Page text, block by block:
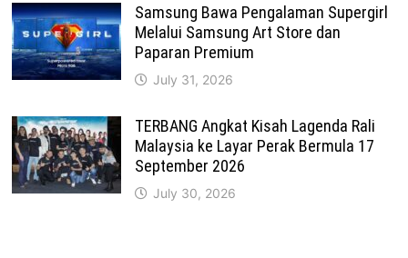
Samsung Bawa Pengalaman Supergirl
Melalui Samsung Art Store dan
Paparan Premium
July 31, 2026
TERBANG Angkat Kisah Lagenda Rali
Malaysia ke Layar Perak Bermula 17
September 2026
July 30, 2026